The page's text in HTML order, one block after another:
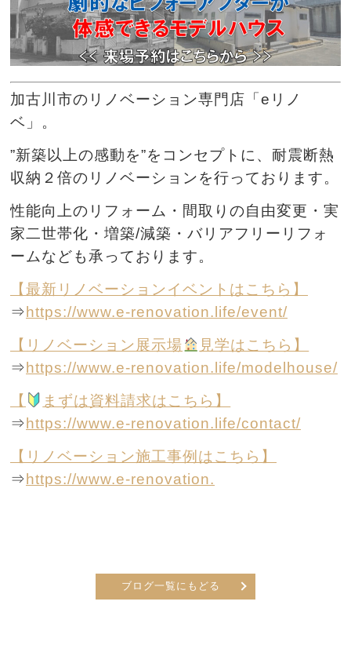
加古川市のリノベーション専門店「eリノ
ベ」。
”新築以上の感動を”をコンセプトに、耐震断熱
収納２倍のリノベーションを行っております。
性能向上のリフォーム・間取りの自由変更・実
家二世帯化・増築/減築・バリアフリーリフォ
ームなども承っております。
【最新リノベーションイベントはこちら】
⇒ https://www.e-renovation.life/event/
【リノベーション展示場
見学はこちら】
⇒ https://www.e-renovation.life/modelhouse/
【
まずは資料請求はこちら】
⇒ https://www.e-renovation.life/contact/
【リノベーション施工事例はこちら】
⇒ https://www.e-renovation.
ブログ一覧にもどる